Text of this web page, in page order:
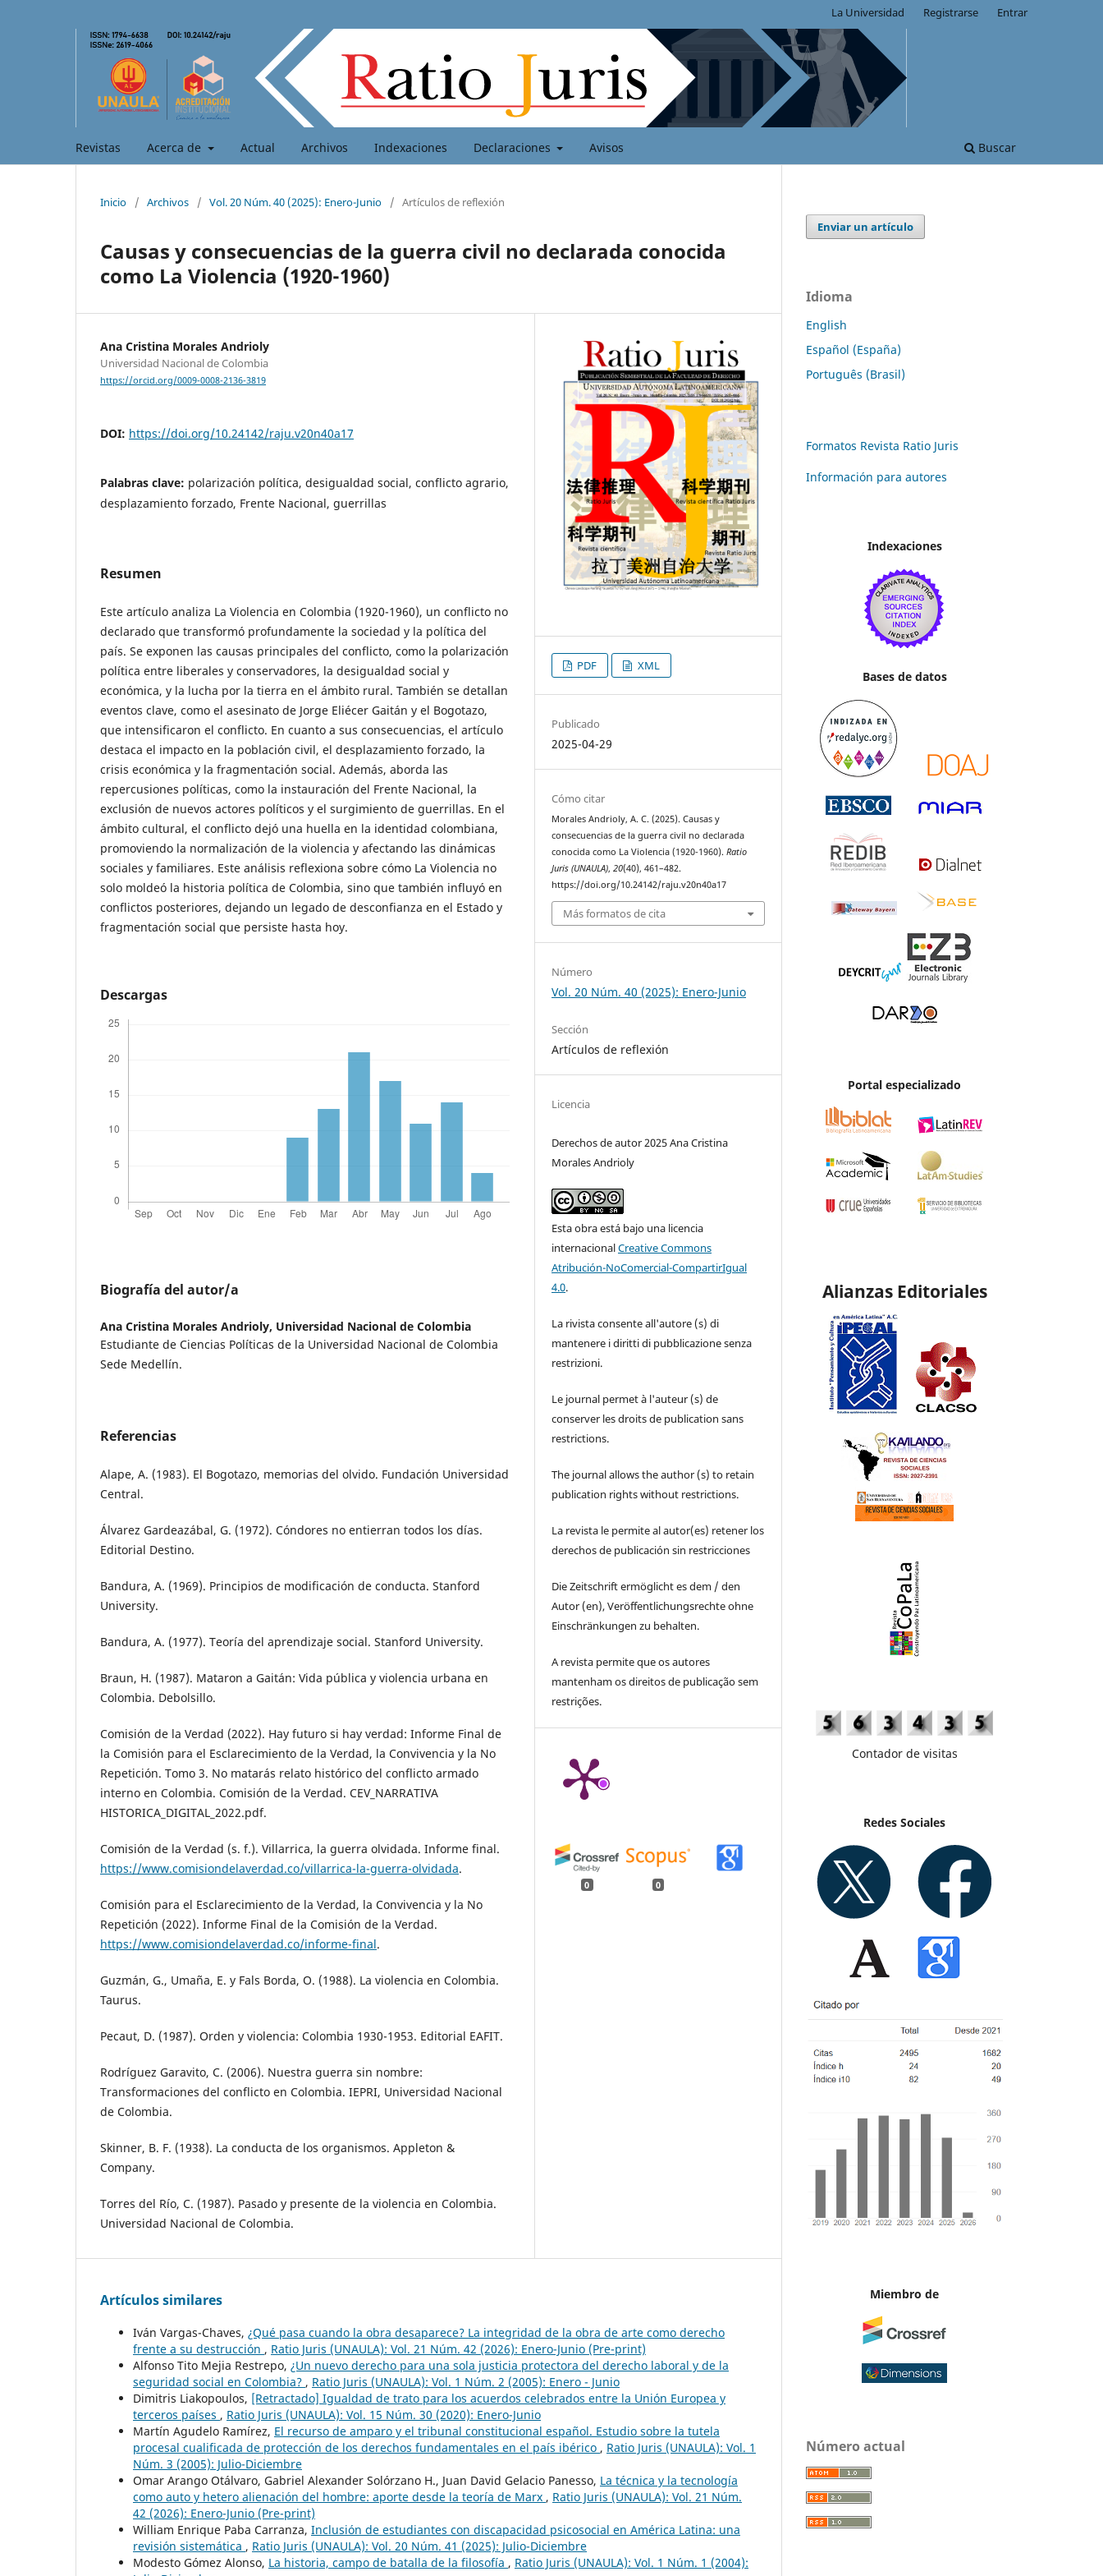
Revistas Acerca de Actual Archivos Indexaciones Declaraciones Avisos Buscar
La Universidad Registrarse Entrar
Inicio / Archivos / Vol. 20 Núm. 40 (2025): Enero-Junio / Artículos de reflexión
Causas y consecuencias de la guerra civil no declarada conocida
como La Violencia (1920-1960)
Ana Cristina Morales Andrioly
Universidad Nacional de Colombia
https://orcid.org/0009-0008-2136-3819
DOI: https://doi.org/10.24142/raju.v20n40a17
Palabras clave: polarización política, desigualdad social, conflicto agrario,
desplazamiento forzado, Frente Nacional, guerrillas
Resumen
Este artículo analiza La Violencia en Colombia (1920-1960), un conflicto no
declarado que transformó profundamente la sociedad y la política del
país. Se exponen las causas principales del conflicto, como la polarización
política entre liberales y conservadores, la desigualdad social y
económica, y la lucha por la tierra en el ámbito rural. También se detallan
eventos clave, como el asesinato de Jorge Eliécer Gaitán y el Bogotazo,
que intensificaron el conflicto. En cuanto a sus consecuencias, el artículo
destaca el impacto en la población civil, el desplazamiento forzado, la
crisis económica y la fragmentación social. Además, aborda las
repercusiones políticas, como la instauración del Frente Nacional, la
exclusión de nuevos actores políticos y el surgimiento de guerrillas. En el
ámbito cultural, el conflicto dejó una huella en la identidad colombiana,
promoviendo la normalización de la violencia y afectando las dinámicas
sociales y familiares. Este análisis reflexiona sobre cómo La Violencia no
solo moldeó la historia política de Colombia, sino que también influyó en
conflictos posteriores, dejando un legado de desconfianza en el Estado y
fragmentación social que persiste hasta hoy.
Descargas
Biografía del autor/a
Ana Cristina Morales Andrioly, Universidad Nacional de Colombia
Estudiante de Ciencias Políticas de la Universidad Nacional de Colombia
Sede Medellín.
Referencias
Alape, A. (1983). El Bogotazo, memorias del olvido. Fundación Universidad
Central.
Álvarez Gardeazábal, G. (1972). Cóndores no entierran todos los días.
Editorial Destino.
Bandura, A. (1969). Principios de modificación de conducta. Stanford
University.
Bandura, A. (1977). Teoría del aprendizaje social. Stanford University.
Braun, H. (1987). Mataron a Gaitán: Vida pública y violencia urbana en
Colombia. Debolsillo.
Comisión de la Verdad (2022). Hay futuro si hay verdad: Informe Final de
la Comisión para el Esclarecimiento de la Verdad, la Convivencia y la No
Repetición. Tomo 3. No matarás relato histórico del conflicto armado
interno en Colombia. Comisión de la Verdad. CEV_NARRATIVA
HISTORICA_DIGITAL_2022.pdf.
Comisión de la Verdad (s. f.). Villarrica, la guerra olvidada. Informe final.
https://www.comisiondelaverdad.co/villarrica-la-guerra-olvidada.
Comisión para el Esclarecimiento de la Verdad, la Convivencia y la No
Repetición (2022). Informe Final de la Comisión de la Verdad.
https://www.comisiondelaverdad.co/informe-final.
Guzmán, G., Umaña, E. y Fals Borda, O. (1988). La violencia en Colombia.
Taurus.
Pecaut, D. (1987). Orden y violencia: Colombia 1930-1953. Editorial EAFIT.
Rodríguez Garavito, C. (2006). Nuestra guerra sin nombre:
Transformaciones del conflicto en Colombia. IEPRI, Universidad Nacional
de Colombia.
Skinner, B. F. (1938). La conducta de los organismos. Appleton &
Company.
Torres del Río, C. (1987). Pasado y presente de la violencia en Colombia.
Universidad Nacional de Colombia.
PDF XML
Publicado
2025-04-29
Cómo citar
Morales Andrioly, A. C. (2025). Causas y
consecuencias de la guerra civil no declarada
conocida como La Violencia (1920-1960).Ratio
Juris (UNAULA),20(40), 461–482.
https://doi.org/10.24142/raju.v20n40a17
Más formatos de cita
Número
Vol. 20 Núm. 40 (2025): Enero-Junio
Sección
Artículos de reflexión
Licencia
Derechos de autor 2025 Ana Cristina
Morales Andrioly
Esta obra está bajo una licencia
internacionalCreative Commons
Atribución-NoComercial-CompartirIgual
4.0.
La rivista consente all'autore (s) di
mantenere i diritti di pubblicazione senza
restrizioni.
Le journal permet à l'auteur (s) de
conserver les droits de publication sans
restrictions.
The journal allows the author (s) to retain
publication rights without restrictions.
La revista le permite al autor(es) retener los
derechos de publicación sin restricciones
Die Zeitschrift ermöglicht es dem / den
Autor (en), Veröffentlichungsrechte ohne
Einschränkungen zu behalten.
A revista permite que os autores
mantenham os direitos de publicação sem
restrições.
0 0
Artículos similares
Iván Vargas-Chaves, ¿Qué pasa cuando la obra desaparece? La integridad de la obra de arte como derecho
frente a su destrucción , Ratio Juris (UNAULA): Vol. 21 Núm. 42 (2026): Enero-Junio (Pre-print)
Alfonso Tito Mejia Restrepo, ¿Un nuevo derecho para una sola justicia protectora del derecho laboral y de la
seguridad social en Colombia? , Ratio Juris (UNAULA): Vol. 1 Núm. 2 (2005): Enero - Junio
Dimitris Liakopoulos, [Retractado] Igualdad de trato para los acuerdos celebrados entre la Unión Europea y
terceros países , Ratio Juris (UNAULA): Vol. 15 Núm. 30 (2020): Enero-Junio
Martín Agudelo Ramírez, El recurso de amparo y el tribunal constitucional español. Estudio sobre la tutela
procesal cualificada de protección de los derechos fundamentales en el país ibérico , Ratio Juris (UNAULA): Vol. 1
Núm. 3 (2005): Julio-Diciembre
Omar Arango Otálvaro, Gabriel Alexander Solórzano H., Juan David Gelacio Panesso, La técnica y la tecnología
como auto y hetero alienación del hombre: aporte desde la teoría de Marx , Ratio Juris (UNAULA): Vol. 21 Núm.
42 (2026): Enero-Junio (Pre-print)
William Enrique Paba Carranza, Inclusión de estudiantes con discapacidad psicosocial en América Latina: una
revisión sistemática , Ratio Juris (UNAULA): Vol. 20 Núm. 41 (2025): Julio-Diciembre
Modesto Gómez Alonso, La historia, campo de batalla de la filosofía , Ratio Juris (UNAULA): Vol. 1 Núm. 1 (2004):
Enviar un artículo
Idioma
English
Español (España)
Português (Brasil)
Formatos Revista Ratio Juris
Información para autores
Indexaciones
Bases de datos
Portal especializado
Alianzas Editoriales
Contador de visitas
Redes Sociales
Miembro de
Número actual